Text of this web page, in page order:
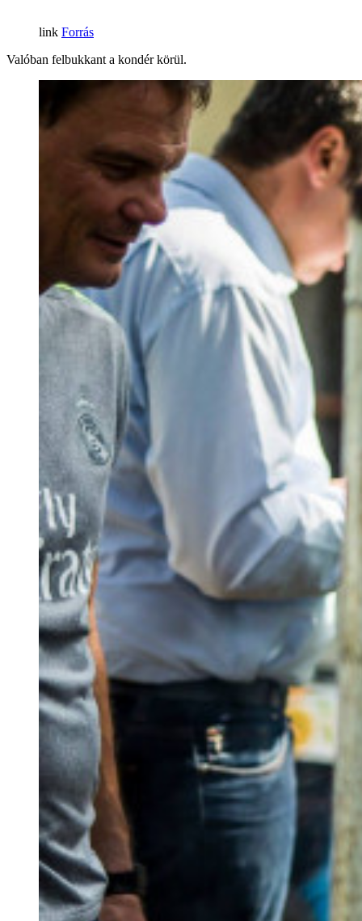
Forrás
Valóban felbukkant a kondér körül.